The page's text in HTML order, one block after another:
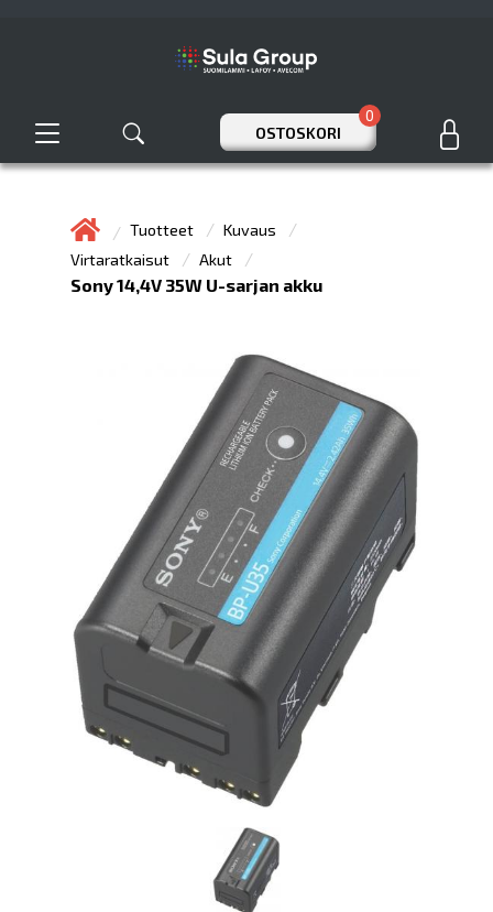
OSTOSKORI
0
Tuotteet
Kuvaus
Virtaratkaisut
Akut
Sony 14,4V 35W U-sarjan akku